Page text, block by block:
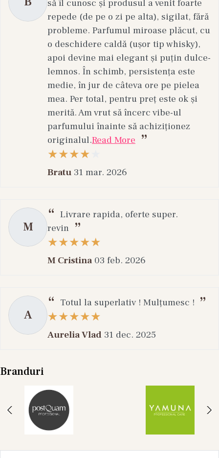
să îl cunosc și produsul a venit foarte
repede (de pe o zi pe alta), sigilat, fără
probleme. Parfumul miroase plăcut, cu
o deschidere caldă (ușor tip whisky),
apoi devine mai elegant și puțin dulce-
lemnos. În schimb, persistența este
medie, în jur de câteva ore pe pielea
mea. Per total, pentru preț este ok și
merită. Am vrut să încerc vibe-ul
parfumului înainte să achiziționez
originalul.Read More
Bratu 31 mar. 2026
M
Livrare rapida, oferte super.
revin
M Cristina 03 feb. 2026
A
Totul la superlativ ! Mulțumesc !
Aurelia Vlad 31 dec. 2025
Branduri